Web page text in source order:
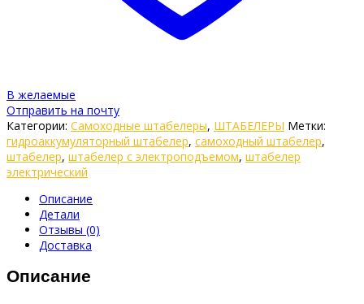
В желаемые
Отправить на почту
Категории: Самоходные штабелеры, ШТАБЕЛЕРЫ Метки:
гидроаккумуляторный штабелер, самоходный штабелер,
штабелер, штабелер с электроподъемом, штабелер
электрический
Описание
Детали
Отзывы (0)
Доставка
Описание